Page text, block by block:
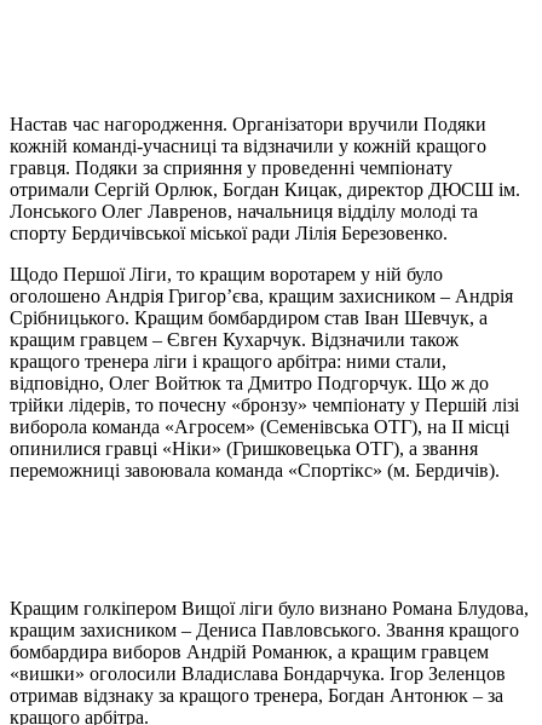
Настав час нагородження. Організатори вручили Подяки
кожній команді-учасниці та відзначили у кожній кращого
гравця. Подяки за сприяння у проведенні чемпіонату
отримали Сергій Орлюк, Богдан Кицак, директор ДЮСШ ім.
Лонського Олег Лавренов, начальниця відділу молоді та
спорту Бердичівської міської ради Лілія Березовенко.
Щодо Першої Ліги, то кращим воротарем у ній було
оголошено Андрія Григор’єва, кращим захисником – Андрія
Срібницького. Кращим бомбардиром став Іван Шевчук, а
кращим гравцем – Євген Кухарчук. Відзначили також
кращого тренера ліги і кращого арбітра: ними стали,
відповідно, Олег Войтюк та Дмитро Подгорчук. Що ж до
трійки лідерів, то почесну «бронзу» чемпіонату у Першій лізі
виборола команда «Агросем» (Семенівська ОТГ), на ІІ місці
опинилися гравці «Ніки» (Гришковецька ОТГ), а звання
переможниці завоювала команда «Спортікс» (м. Бердичів).
Кращим голкіпером Вищої ліги було визнано Романа Блудова,
кращим захисником – Дениса Павловського. Звання кращого
бомбардира виборов Андрій Романюк, а кращим гравцем
«вишки» оголосили Владислава Бондарчука. Ігор Зеленцов
отримав відзнаку за кращого тренера, Богдан Антонюк – за
кращого арбітра.